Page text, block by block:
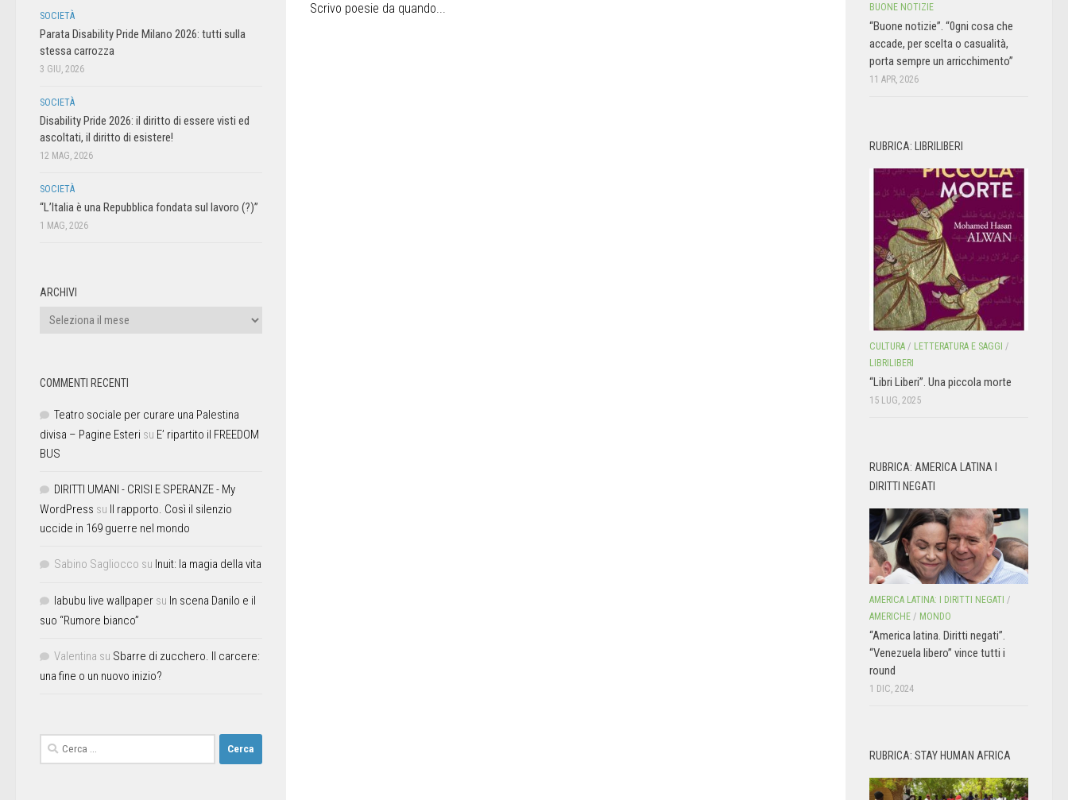
Scrivo poesie da quando...
SOCIETÀ
Parata Disability Pride Milano 2026: tutti sulla
stessa carrozza
3 GIU, 2026
SOCIETÀ
Disability Pride 2026: il diritto di essere visti ed
ascoltati, il diritto di esistere!
12 MAG, 2026
SOCIETÀ
“L’Italia è una Repubblica fondata sul lavoro (?)”
1 MAG, 2026
ARCHIVI
COMMENTI RECENTI
Teatro sociale per curare una Palestina
divisa – Pagine Esteri su E’ ripartito il FREEDOM
BUS
DIRITTI UMANI - CRISI E SPERANZE - My
WordPress su Il rapporto. Così il silenzio
uccide in 169 guerre nel mondo
Sabino Sagliocco su Inuit: la magia della vita
labubu live wallpaper su In scena Danilo e il
suo “Rumore bianco”
Valentina su Sbarre di zucchero. Il carcere:
una fine o un nuovo inizio?
BUONE NOTIZIE
“Buone notizie”. “0gni cosa che
accade, per scelta o casualità,
porta sempre un arricchimento”
11 APR, 2026
RUBRICA: LIBRILIBERI
CULTURA / LETTERATURA E SAGGI /
LIBRILIBERI
“Libri Liberi”. Una piccola morte
15 LUG, 2025
RUBRICA: AMERICA LATINA I
DIRITTI NEGATI
AMERICA LATINA: I DIRITTI NEGATI /
AMERICHE / MONDO
“America latina. Diritti negati”.
“Venezuela libero” vince tutti i
round
1 DIC, 2024
RUBRICA: STAY HUMAN AFRICA